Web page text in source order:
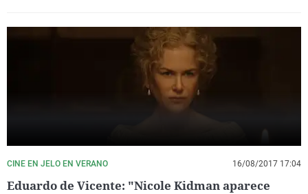
CINE EN JELO EN VERANO 16/08/2017 17:04
Eduardo de Vicente: "Nicole Kidman aparece